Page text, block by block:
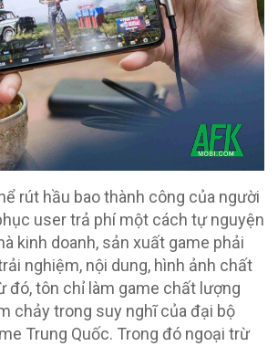
rút hầu bao thành công của người
user trả phí một cách tự nguyện
kinh doanh, sản xuất game phải
nghiệm, nội dung, hình ảnh chất
đó, tôn chỉ làm game chất lượng
chảy trong suy nghĩ của đại bộ
Trung Quốc. Trong đó ngoại trừ